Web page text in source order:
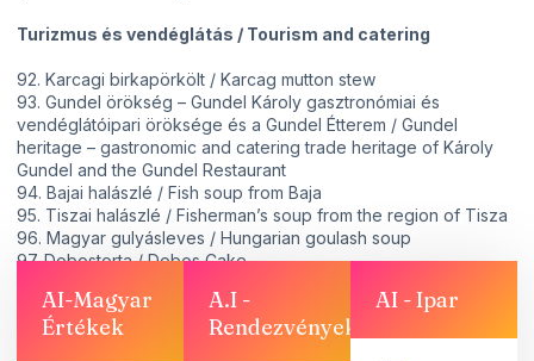
Turizmus és vendéglátás / Tourism and catering
92. Karcagi birkapörkölt / Karcag mutton stew
93. Gundel örökség – Gundel Károly gasztronómiai és
vendéglátóipari öröksége és a Gundel Étterem / Gundel
heritage – gastronomic and catering trade heritage of Károly
Gundel and the Gundel Restaurant
94. Bajai halászlé / Fish soup from Baja
95. Tiszai halászlé / Fisherman’s soup from the region of Tisza
96. Magyar gulyásleves / Hungarian goulash soup
97. Dobostorta / Dobos Cake
99. Lángos/Lángos („Fried Flatbread”)
100. Csárda
AI-Magyar
Értékek
A.I -
Rendezvények
AI - Ipar